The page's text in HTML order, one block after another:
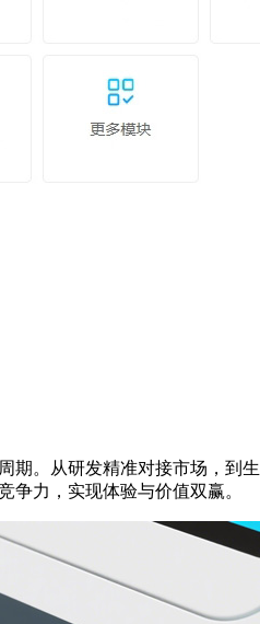
期。从研发精准对接市场，到
争力，实现体验与价值双赢。